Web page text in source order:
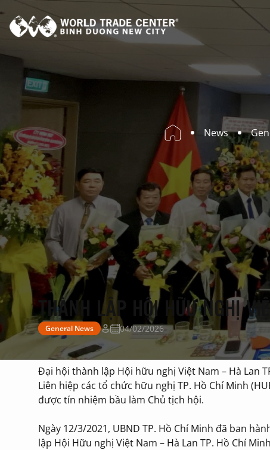
News
THÀNH LẬP HỘI HỮU NGHỊ
General News 04/02/2026
Đại hội thành lập Hội hữu nghị Việt Nam – Hà Lan
Liên hiệp các tổ chức hữu nghị TP. Hồ Chí Minh
được tín nhiệm bầu làm Chủ tịch hội.
Ngày 12/3/2021, UBND TP. Hồ Chí Minh đã ban
lập Hội Hữu nghị Việt Nam – Hà Lan TP. Hồ Chí